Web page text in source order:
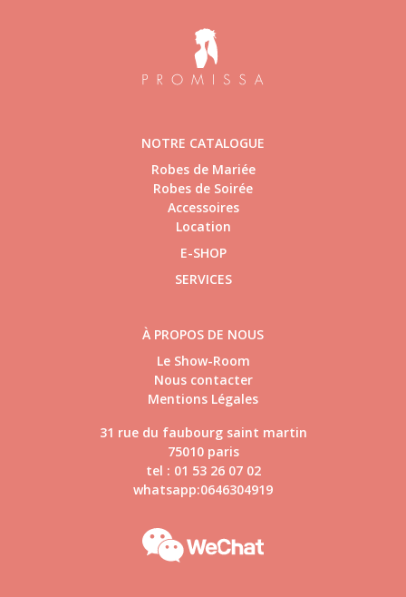
NOTRE CATALOGUE
Robes de Mariée
Robes de Soirée
Accessoires
Location
E-SHOP
SERVICES
À PROPOS DE NOUS
Le Show-Room
Nous contacter
Mentions Légales
31 rue du faubourg saint martin
75010 paris
tel : 01 53 26 07 02
whatsapp:0646304919